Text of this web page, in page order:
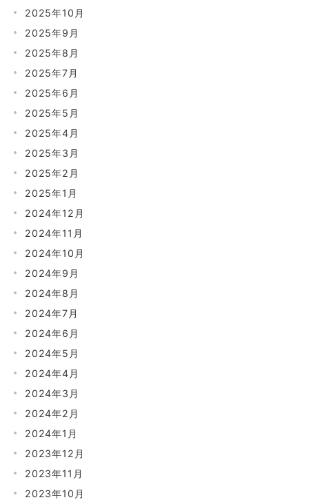
2025年10月
2025年9月
2025年8月
2025年7月
2025年6月
2025年5月
2025年4月
2025年3月
2025年2月
2025年1月
2024年12月
2024年11月
2024年10月
2024年9月
2024年8月
2024年7月
2024年6月
2024年5月
2024年4月
2024年3月
2024年2月
2024年1月
2023年12月
2023年11月
2023年10月